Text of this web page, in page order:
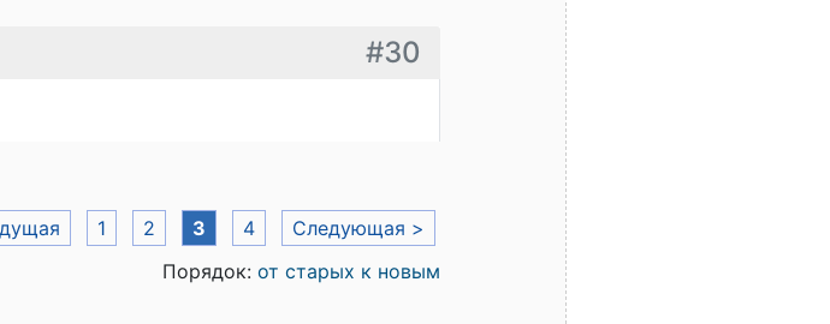
#30
1 2 3 4
Следующая >
Порядок: от старых к новым